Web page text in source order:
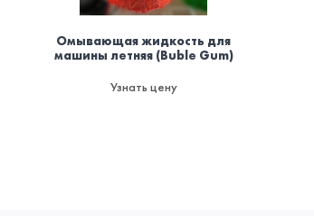
Омывающая жидкость для
машины летняя (Buble Gum)
Узнать цену